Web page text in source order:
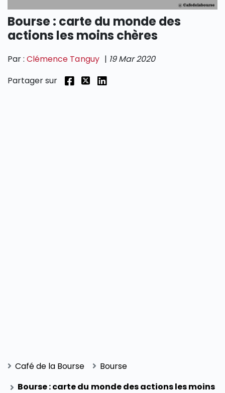
Bourse : carte du monde des
actions les moins chères
Par :Clémence Tanguy | 19 Mar 2020
Partager sur
Café de la Bourse
Bourse
Bourse : carte du monde des actions les moins